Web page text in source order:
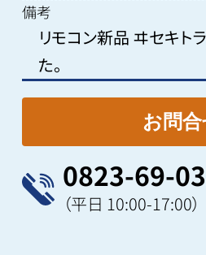
備考
リモコン新品 ヰセキト
た。
0823-69-
（平日 10:00-17:00）